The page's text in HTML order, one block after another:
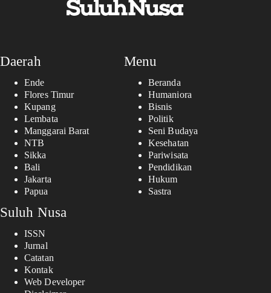
Daerah
Ende
Flores Timur
Kupang
Lembata
Manggarai Barat
NTB
Sikka
Bali
Jakarta
Papua
Menu
Beranda
Humaniora
Bisnis
Politik
Seni Budaya
Kesehatan
Pariwisata
Pendidikan
Hukum
Sastra
Suluh Nusa
ISSN
Jurnal
Catatan
Kontak
Web Developer